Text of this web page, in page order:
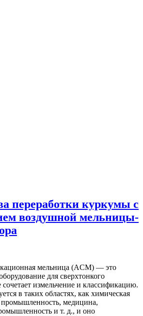
переработки куркумы с
воздушной мельницы-
мельница (ACM) — это
для сверхтонкого
сочетает измельчение и классификацию.
в таких областях, как химическая
медицина,
и т. д., и оно